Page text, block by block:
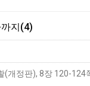
지(4)